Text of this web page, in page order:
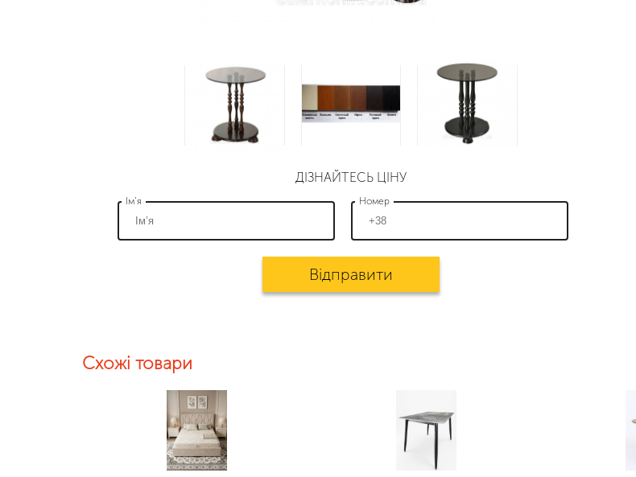
ДІЗНАЙТЕСЬ ЦІНУ
Ім’я Номер
Відправити
Схожі товари